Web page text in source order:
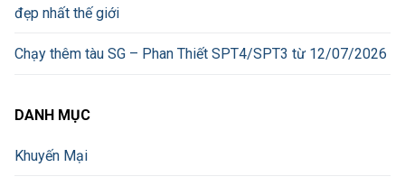
đẹp nhất thế giới
Chạy thêm tàu SG – Phan Thiết SPT4/SPT3 từ 12/07/2026
DANH MỤC
Khuyến Mại